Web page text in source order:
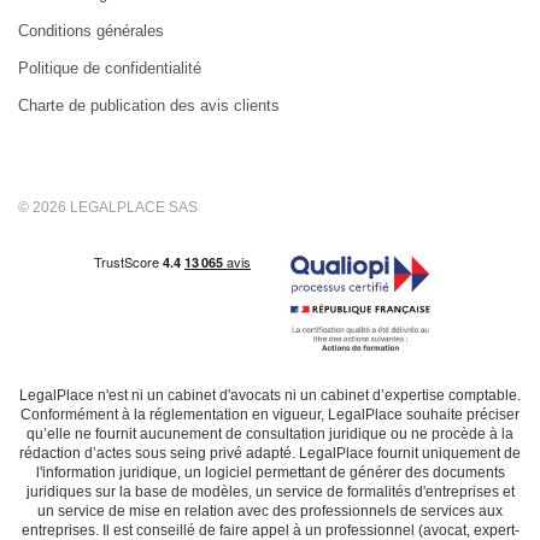
Conditions générales
Politique de confidentialité
Charte de publication des avis clients
© 2026 LEGALPLACE SAS
LegalPlace n'est ni un cabinet d'avocats ni un cabinet d’expertise comptable.
Conformément à la réglementation en vigueur, LegalPlace souhaite préciser
qu’elle ne fournit aucunement de consultation juridique ou ne procède à la
rédaction d’actes sous seing privé adapté. LegalPlace fournit uniquement de
l'information juridique, un logiciel permettant de générer des documents
juridiques sur la base de modèles, un service de formalités d'entreprises et
un service de mise en relation avec des professionnels de services aux
entreprises. Il est conseillé de faire appel à un professionnel (avocat, expert-